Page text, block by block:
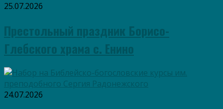
25.07.2026
Престольный праздник Борисо-
Глебского храма с. Енино
24.07.2026